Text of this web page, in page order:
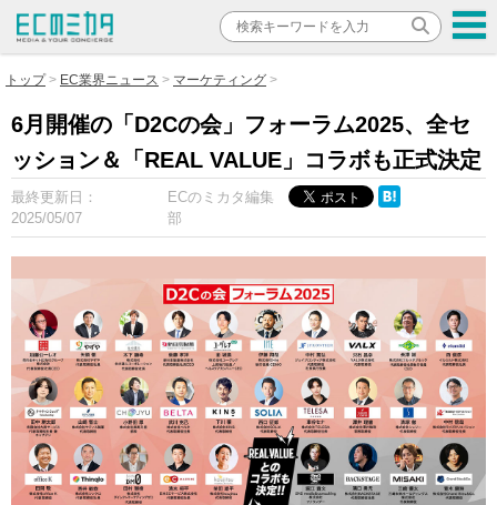
トップ EC業界ニュース マーケティング
6月開催の「D2Cの会」フォーラム2025、全セ
ッション＆「REAL VALUE」コラボも正式決定
最終更新日：
2025/05/07
ECのミカタ編集
部